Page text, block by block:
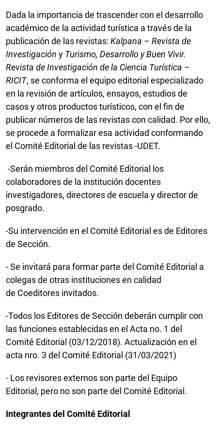
Dada la importancia de trascender con el desarrollo
académico de la actividad turística a través de la
publicación de las revistas: Kalpana – Revista de
Investigación y Turismo, Desarrollo y Buen Vivir.
Revista de Investigación de la Ciencia Turística –
RICIT, se conforma el equipo editorial especializado
en la revisión de artículos, ensayos, estudios de
casos y otros productos turísticos, con el fin de
publicar números de las revistas con calidad. Por ello,
se procede a formalizar esa actividad conformando
el Comité Editorial de las revistas -UDET.
-Serán miembros del Comité Editorial los
colaboradores de la institución docentes
investigadores, directores de escuela y director de
posgrado.
-Su intervención en el Comité Editorial es de Editores
de Sección.
- Se invitará para formar parte del Comité Editorial a
colegas de otras instituciones en calidad
de Coeditores invitados.
-Todos los Editores de Sección deberán cumplir con
las funciones establecidas en el Acta no. 1 del
Comité Editorial (03/12/2018). Actualización en el
acta nro. 3 del Comité Editorial (31/03/2021)
- Los revisores externos son parte del Equipo
Editorial, pero no son parte del Comité Editorial.
Integrantes del Comité Editorial